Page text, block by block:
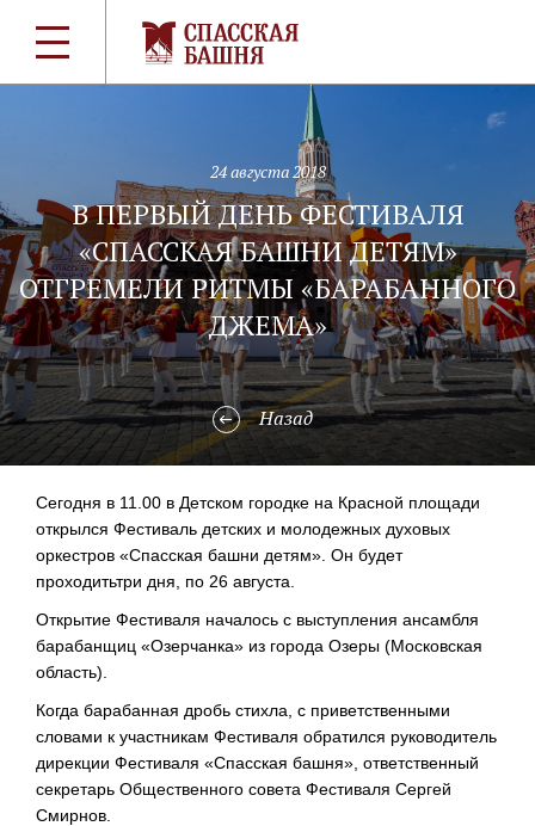
24 августа 2018
В ПЕРВЫЙ ДЕНЬ ФЕСТИВАЛЯ
«СПАССКАЯ БАШНИ ДЕТЯМ»
ОТГРЕМЕЛИ РИТМЫ «БАРАБАННОГО
ДЖЕМА»
Назад
Сегодня в 11.00 в Детском городке на Красной площади
открылся Фестиваль детских и молодежных духовых
оркестров «Спасская башни детям». Он будет
проходитьтри дня, по 26 августа.
Открытие Фестиваля началось с выступления ансамбля
барабанщиц «Озерчанка» из города Озеры (Московская
область).
Когда барабанная дробь стихла, с приветственными
словами к участникам Фестиваля обратился руководитель
дирекции Фестиваля «Спасская башня», ответственный
секретарь Общественного совета Фестиваля Сергей
Смирнов.